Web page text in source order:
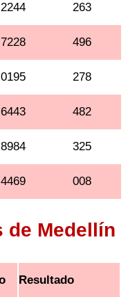
2244 263
7228 496
0195 278
6443 482
8984 325
4469 008
de Medellín
Resultado